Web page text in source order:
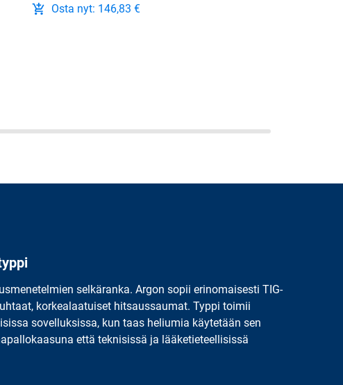
Osta nyt: 146,83 €
selkäranka. Argon sopii erinomaisesti TIG-
korkealaatuiset hitsaussaumat. Typpi toimii
sovelluksissa, kun taas heliumia käytetään sen
että teknisissä ja lääketieteellisissä